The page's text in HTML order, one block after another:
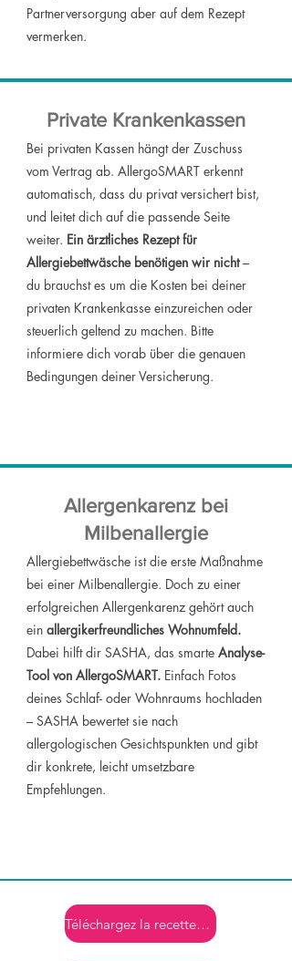
Partnerversorgung aber auf dem Rezept
vermerken.
Private Krankenkassen
Bei privaten Kassen hängt der Zuschuss
vom Vertrag ab. AllergoSMART erkennt
automatisch, dass du privat versichert bist,
und leitet dich auf die passende Seite
weiter. Ein ärztliches Rezept für
Allergiebettwäsche benötigen wir nicht–
du brauchst es um die Kosten bei deiner
privaten Krankenkasse einzureichen oder
steuerlich geltend zu machen. Bitte
informiere dich vorab über die genauen
Bedingungen deiner Versicherung.
Allergenkarenz bei
Milbenallergie
Allergiebettwäsche ist die erste Maßnahme
bei einer Milbenallergie. Doch zu einer
erfolgreichen Allergenkarenz gehört auch
ein allergikerfreundliches Wohnumfeld.
Dabei hilft dir SASHA, das smarte Analyse-
Tool von AllergoSMART. Einfach Fotos
deines Schlaf- oder Wohnraums hochladen
– SASHA bewertet sie nach
allergologischen Gesichtspunkten und gibt
dir konkrete, leicht umsetzbare
Empfehlungen.
Téléchargez la recette ici